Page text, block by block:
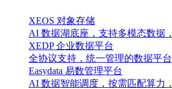
XEOS 对象存储
AI 数据湖底座，支持多模态数据
XEDP 企业数据平台
全协议支持，统一管理的数据平台
Easydata 易数管理平台
AI 数据智能调度，按需匹配算力